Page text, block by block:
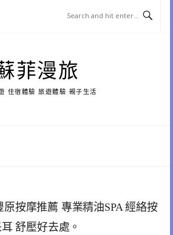
菲漫旅
住宿體驗 旅遊體驗 親子生活
按摩推薦 專業精油SPA 經絡按
舒壓好去處。